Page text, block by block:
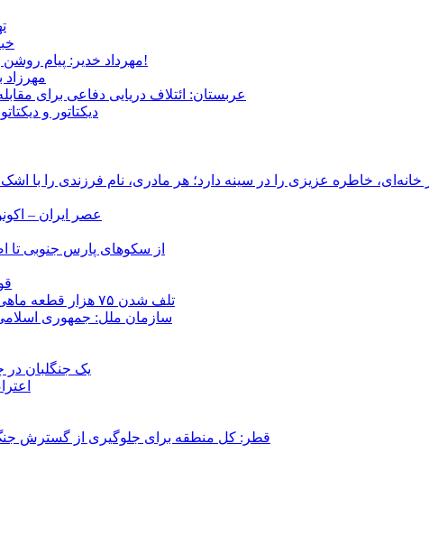
مهرداد خدیر: پیام روشن پزشکیان در گفت‌و‌گوی تصویری با مرد نامرئی: من هستم!
عربستان: ائتلاف دریایی دفاعی برای
دیکتاتور و
خاطره عزیزی را در سینه دارد؛ هر مادری، نام فرزندی را با
عصر ایران –
از سکوهای پارس جنوبی
تلف شدن ۷۵ هزار قطعه ماهی در رودخانه مسقان شیراز بر اثر ورود شورابه فوق‌اشباع
سازمان ملل: جمهوری
یک جنگلبان
قطر: کل منطقه برای جلوگیری از گسترش